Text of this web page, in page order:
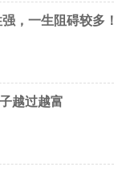
，一生阻碍较多！
越过越富